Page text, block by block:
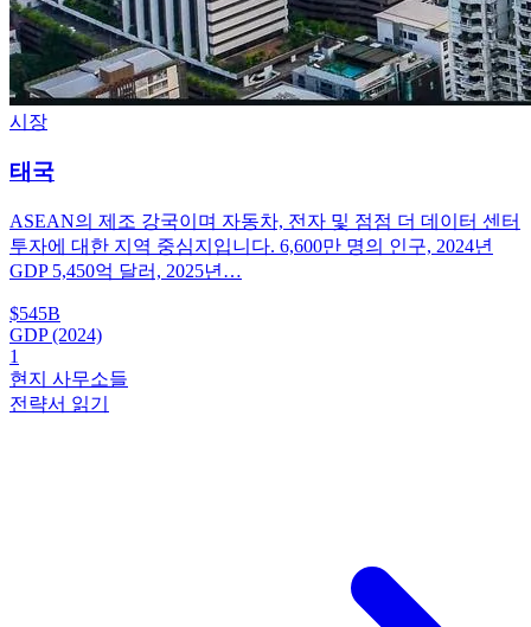
시장
태국
ASEAN의 제조 강국이며 자동차, 전자 및 점점 더 데이터 센터
투자에 대한 지역 중심지입니다. 6,600만 명의 인구, 2024년
GDP 5,450억 달러, 2025년…
$545B
GDP (2024)
1
현지 사무소들
전략서 읽기